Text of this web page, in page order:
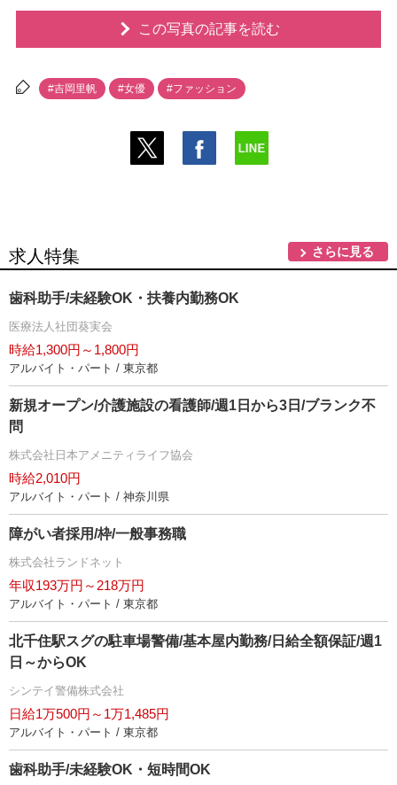
この写真の記事を読む
#吉岡里帆 #女優 #ファッション
求人特集 さらに見る
歯科助手/未経験OK・扶養内勤務OK
医療法人社団葵実会
時給1,300円～1,800円
アルバイト・パート / 東京都
新規オープン/介護施設の看護師/週1日から3日/ブランク不
問
株式会社日本アメニティライフ協会
時給2,010円
アルバイト・パート / 神奈川県
障がい者採用/枠/一般事務職
株式会社ランドネット
年収193万円～218万円
アルバイト・パート / 東京都
北千住駅スグの駐車場警備/基本屋内勤務/日給全額保証/週1
日～からOK
シンテイ警備株式会社
日給1万500円～1万1,485円
アルバイト・パート / 東京都
歯科助手/未経験OK・短時間OK